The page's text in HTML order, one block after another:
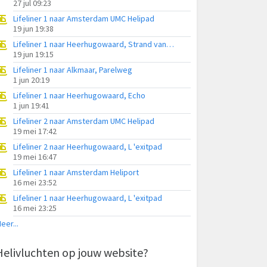
27 jul 09:23
Lifeliner 1 naar Amsterdam UMC Helipad
19 jun 19:38
Lifeliner 1 naar Heerhugowaard, Strand van Luna
19 jun 19:15
Lifeliner 1 naar Alkmaar, Parelweg
1 jun 20:19
Lifeliner 1 naar Heerhugowaard, Echo
1 jun 19:41
Lifeliner 2 naar Amsterdam UMC Helipad
19 mei 17:42
Lifeliner 2 naar Heerhugowaard, L 'exitpad
19 mei 16:47
Lifeliner 1 naar Amsterdam Heliport
16 mei 23:52
Lifeliner 1 naar Heerhugowaard, L 'exitpad
16 mei 23:25
op jouw website?